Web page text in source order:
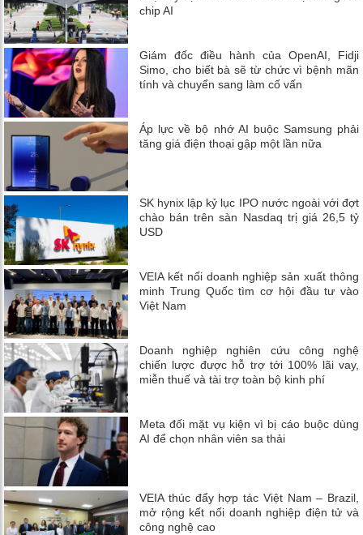
chip AI
Giám đốc điều hành của OpenAI, Fidji
Simo, cho biết bà sẽ từ chức vì bệnh mãn
tính và chuyển sang làm cố vấn
Áp lực về bộ nhớ AI buộc Samsung phải
tăng giá điện thoại gập một lần nữa
SK hynix lập kỷ lục IPO nước ngoài với đợt
chào bán trên sàn Nasdaq trị giá 26,5 tỷ
USD
VEIA kết nối doanh nghiệp sản xuất thông
minh Trung Quốc tìm cơ hội đầu tư vào
Việt Nam
Doanh nghiệp nghiên cứu công nghệ
chiến lược được hỗ trợ tới 100% lãi vay,
miễn thuế và tài trợ toàn bộ kinh phí
Meta đối mặt vụ kiện vì bị cáo buộc dùng
AI để chọn nhân viên sa thải
VEIA thúc đẩy hợp tác Việt Nam – Brazil,
mở rộng kết nối doanh nghiệp điện tử và
công nghệ cao